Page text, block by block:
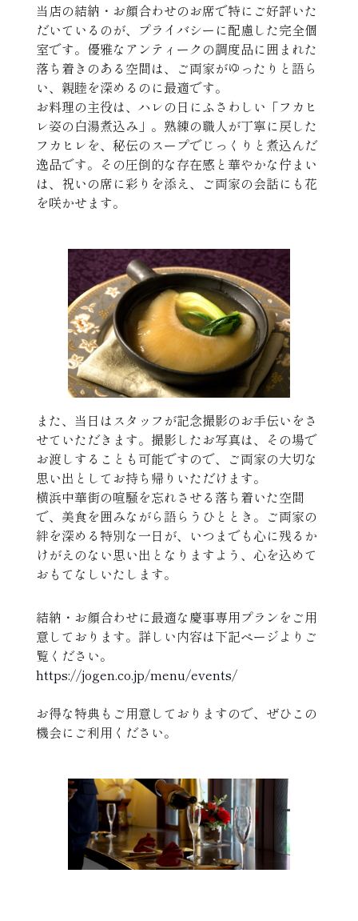
当店の結納・お顔合わせのお席で特にご好評いた
だいているのが、プライバシーに配慮した完全個
室です。優雅なアンティークの調度品に囲まれた
落ち着きのある空間は、ご両家がゆったりと語ら
い、親睦を深めるのに最適です。
お料理の主役は、ハレの日にふさわしい「フカヒ
レ姿の白湯煮込み」。熟練の職人が丁寧に戻した
フカヒレを、秘伝のスープでじっくりと煮込んだ
逸品です。その圧倒的な存在感と華やかな佇まい
は、祝いの席に彩りを添え、ご両家の会話にも花
を咲かせます。
また、当日はスタッフが記念撮影のお手伝いをさ
せていただきます。撮影したお写真は、その場で
お渡しすることも可能ですので、ご両家の大切な
思い出としてお持ち帰りいただけます。
横浜中華街の喧騒を忘れさせる落ち着いた空間
で、美食を囲みながら語らうひととき。ご両家の
絆を深める特別な一日が、いつまでも心に残るか
けがえのない思い出となりますよう、心を込めて
おもてなしいたします。
結納・お顔合わせに最適な慶事専用プランをご用
意しております。詳しい内容は下記ページよりご
覧ください。
https://jogen.co.jp/menu/events/
お得な特典もご用意しておりますので、ぜひこの
機会にご利用ください。